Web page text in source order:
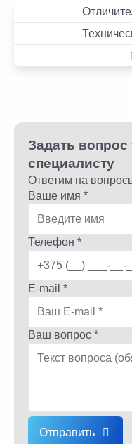
Задать вопрос
специалисту
Ответим на
Ваше имя *
Телефон *
E-mail *
Ваш вопрос *
Отправить